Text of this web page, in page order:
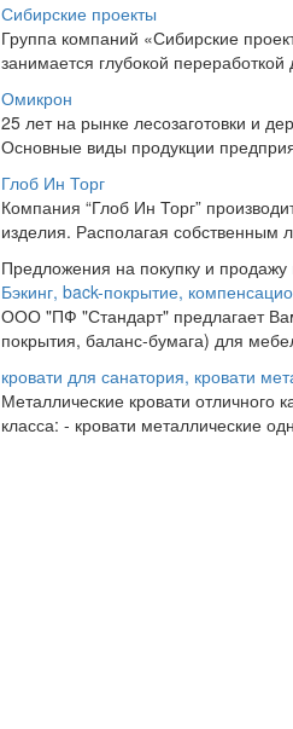
Сибирские проекты
Группа компаний «Сибирские
занимается глубокой
Омикрон
25 лет на рынке лесозаготовки и
Основные виды продукции
Глоб Ин Торг
Компания “Глоб Ин Торг”
изделия. Располагая
Предложения на покупку и продажу
Бэкинг, back-покрытие,
ООО "ПФ "Стандарт" предлагает
покрытия, баланс-бумага) для
кровати для санатория, кровати
Металлические кровати отличного
класса: - кровати металлические